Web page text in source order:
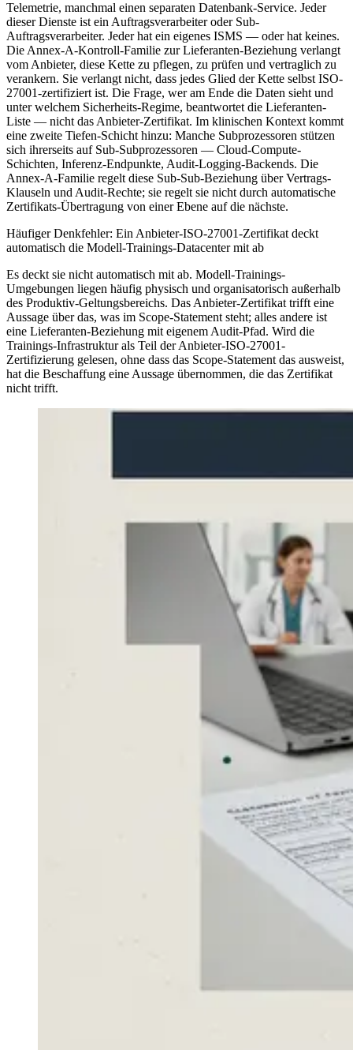
Telemetrie, manchmal einen separaten Datenbank-Service. Jeder
dieser Dienste ist ein Auftragsverarbeiter oder Sub-
Auftragsverarbeiter. Jeder hat ein eigenes ISMS — oder hat keines.
Die Annex-A-Kontroll-Familie zur Lieferanten-Beziehung verlangt
vom Anbieter, diese Kette zu pflegen, zu prüfen und vertraglich zu
verankern. Sie verlangt nicht, dass jedes Glied der Kette selbst ISO-
27001-zertifiziert ist. Die Frage, wer am Ende die Daten sieht und
unter welchem Sicherheits-Regime, beantwortet die Lieferanten-
Liste — nicht das Anbieter-Zertifikat. Im klinischen Kontext kommt
eine zweite Tiefen-Schicht hinzu: Manche Subprozessoren stützen
sich ihrerseits auf Sub-Subprozessoren — Cloud-Compute-
Schichten, Inferenz-Endpunkte, Audit-Logging-Backends. Die
Annex-A-Familie regelt diese Sub-Sub-Beziehung über Vertrags-
Klauseln und Audit-Rechte; sie regelt sie nicht durch automatische
Zertifikats-Übertragung von einer Ebene auf die nächste.
Häufiger Denkfehler: Ein Anbieter-ISO-27001-Zertifikat deckt
automatisch die Modell-Trainings-Datacenter mit ab
Es deckt sie nicht automatisch mit ab. Modell-Trainings-
Umgebungen liegen häufig physisch und organisatorisch außerhalb
des Produktiv-Geltungsbereichs. Das Anbieter-Zertifikat trifft eine
Aussage über das, was im Scope-Statement steht; alles andere ist
eine Lieferanten-Beziehung mit eigenem Audit-Pfad. Wird die
Trainings-Infrastruktur als Teil der Anbieter-ISO-27001-
Zertifizierung gelesen, ohne dass das Scope-Statement das ausweist,
hat die Beschaffung eine Aussage übernommen, die das Zertifikat
nicht trifft.